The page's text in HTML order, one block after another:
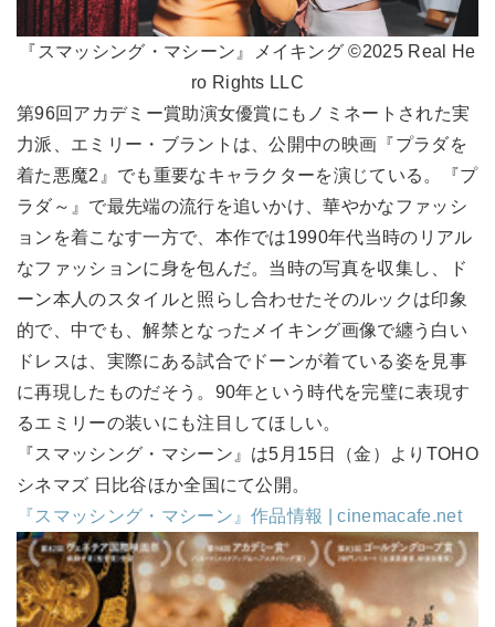
『スマッシング・マシーン』メイキング ©2025 Real He
ro Rights LLC
第96回アカデミー賞助演女優賞にもノミネートされた実
力派、エミリー・ブラントは、公開中の映画『プラダを
着た悪魔2』でも重要なキャラクターを演じている。『プ
ラダ～』で最先端の流行を追いかけ、華やかなファッシ
ョンを着こなす一方で、本作では1990年代当時のリアル
なファッションに身を包んだ。当時の写真を収集し、ド
ーン本人のスタイルと照らし合わせたそのルックは印象
的で、中でも、解禁となったメイキング画像で纏う白い
ドレスは、実際にある試合でドーンが着ている姿を見事
に再現したものだそう。90年という時代を完璧に表現す
るエミリーの装いにも注目してほしい。
『スマッシング・マシーン』は5月15日（金）よりTOHO
シネマズ 日比谷ほか全国にて公開。
『スマッシング・マシーン』作品情報 | cinemacafe.net